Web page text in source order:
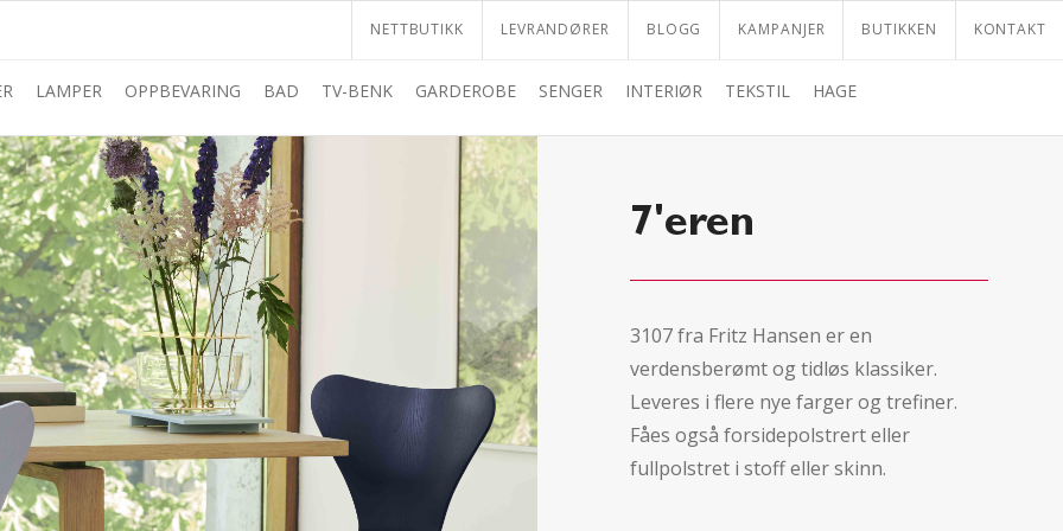
NETTBUTIKK LEVRANDØRER BLOGG KAMPANJER BUTIKKEN KONTAKT
LAMPER OPPBEVARING BAD TV-BENK GARDEROBE SENGER INTERIØR TEKSTIL HAGE
7'eren
3107 fra Fritz Hansen er en
verdensberømt og tidløs klassiker.
Leveres i flere nye farger og trefiner.
Fåes også forsidepolstrert eller
fullpolstret i stoff eller skinn.